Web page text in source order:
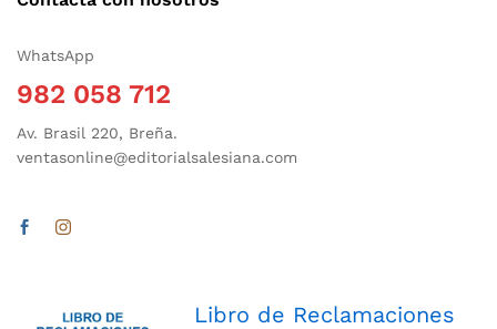
WhatsApp
982 058 712
Av. Brasil 220, Breña.
ventasonline@editorialsalesiana.com
Libro de Reclamaciones